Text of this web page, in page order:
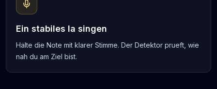
Ein stabiles la singen
Halte die Note mit klarer Stimme. Der Detektor prueft, wie
nah du am Ziel bist.